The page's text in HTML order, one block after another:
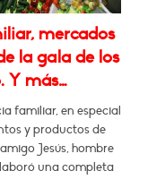
mercados
la gala de los
Y más…
familiar, en especial
y productos de
Jesús, hombre
una completa